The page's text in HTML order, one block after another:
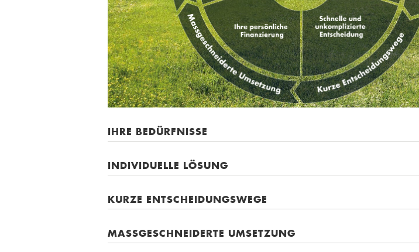
IHRE BEDÜRFNISSE
INDIVIDUELLE LÖSUNG
KURZE ENTSCHEIDUNGSWEGE
MASSGESCHNEIDERTE UMSETZUNG